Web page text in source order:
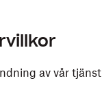
av vår